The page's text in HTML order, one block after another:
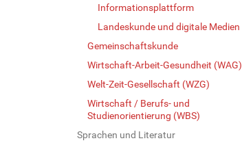
Informationsplattform
Landeskunde und digitale Medien
Gemeinschaftskunde
Wirtschaft-Arbeit-Gesundheit (WAG)
Welt-Zeit-Gesellschaft (WZG)
Wirtschaft / Berufs- und
Studienorientierung (WBS)
Sprachen und Literatur